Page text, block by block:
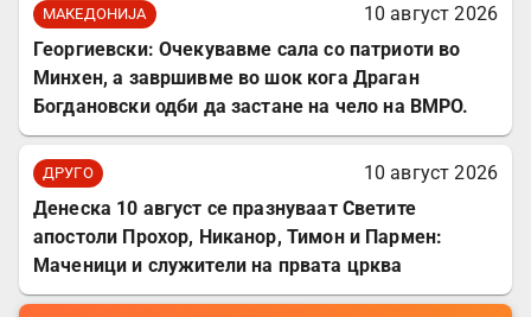
МАКЕДОНИЈА
10 август 2026
Георгиевски: Очекувавме сала со патриоти во
Минхен, а завршивме во шок кога Драган
Богдановски одби да застане на чело на ВМРО.
ДРУГО
10 август 2026
Денеска 10 август се празнуваат Светите
апостоли Прохор, Никанор, Тимон и Пармен:
Маченици и служители на првата црква